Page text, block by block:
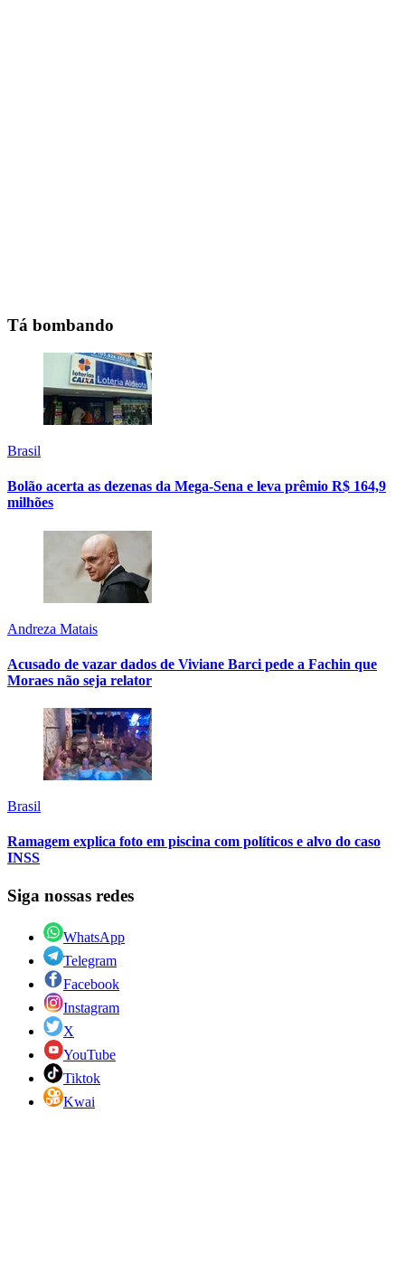
Tá bombando
Brasil
Bolão acerta as dezenas da Mega-Sena e leva prêmio R$ 164,9
milhões
Andreza Matais
Acusado de vazar dados de Viviane Barci pede a Fachin que
Moraes não seja relator
Brasil
Ramagem explica foto em piscina com políticos e alvo do caso
INSS
Siga nossas redes
WhatsApp
Telegram
Facebook
Instagram
X
YouTube
Tiktok
Kwai